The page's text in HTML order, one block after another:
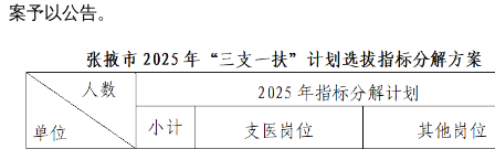
案予以公告。